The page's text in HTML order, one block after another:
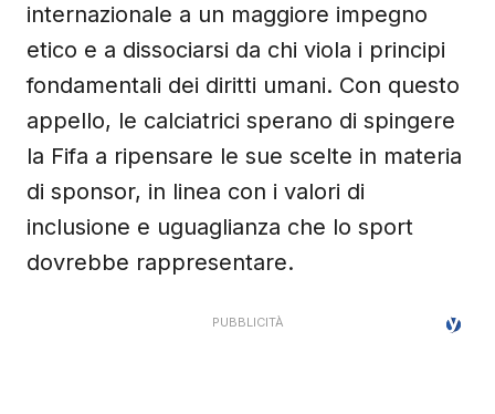
internazionale a un maggiore impegno
etico e a dissociarsi da chi viola i principi
fondamentali dei diritti umani. Con questo
appello, le calciatrici sperano di spingere
la Fifa a ripensare le sue scelte in materia
di sponsor, in linea con i valori di
inclusione e uguaglianza che lo sport
dovrebbe rappresentare.